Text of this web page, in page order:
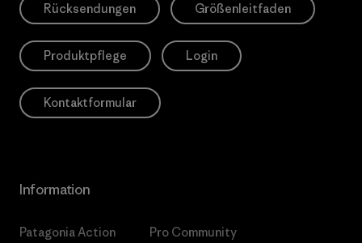
Rücksendungen Größenleitfaden
Produktpflege Login
Kontaktformular
Information
Patagonia Action
Pro Community